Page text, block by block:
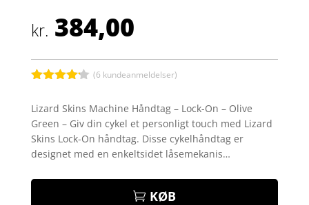
kr. 384,00
ud af 5
baseret
på
kundebedø
mmelser
(6 kundeanmeldelser)
Lizard Skins Machine Håndtag – Lock-On – Olive
Green – Giv din cykel et personligt touch med Lizard
Skins Lock-On håndtag. Disse cykelhåndtag er
designet med en enkeltsidet låsemekanis…
KØB